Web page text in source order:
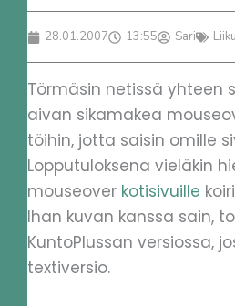
28.01.2007 13:55 Sari
Törmäsin netissä yhteen
aivan sikamakea
töihin, jotta saisin omille
Lopputuloksena vieläkin
mouseover kotisivuille
Ihan kuvan kanssa sain,
KuntoPlussan versiossa,
textiversio.